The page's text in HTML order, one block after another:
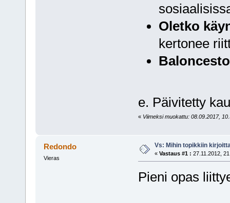
Oletko
kertonee
e. Päivitetty
« Viimeksi muokattu: 08.09.2017,
Redondo
Vieras
Vs: Mihin topikkiin
« Vastaus #1 : 27.11.2012,
Pieni opas